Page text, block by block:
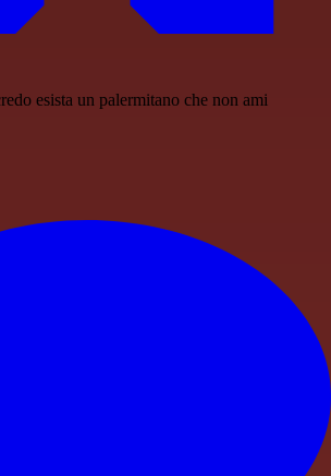
esista un palermitano che non ami